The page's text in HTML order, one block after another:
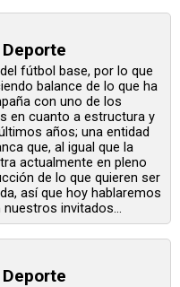
fútbol base, por lo que
balance de lo que ha
con uno de los
en cuanto a estructura y
años; una entidad
que, al igual que la
actualmente en pleno
de lo que quieren ser
así que hoy hablaremos
invitados...